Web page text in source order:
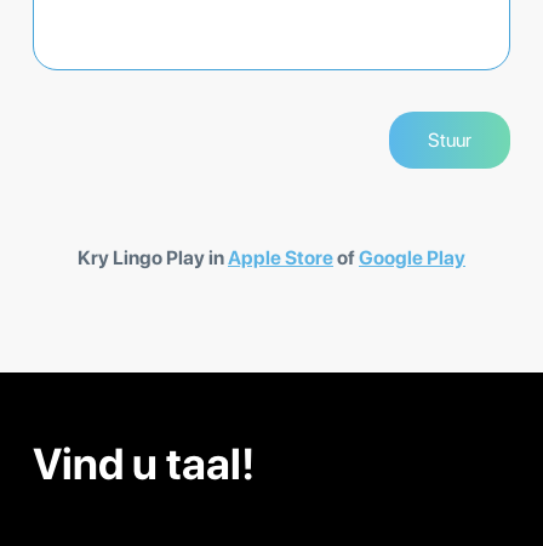
Kry Lingo Play inApple StoreofGoogle Play
Vind u taal!